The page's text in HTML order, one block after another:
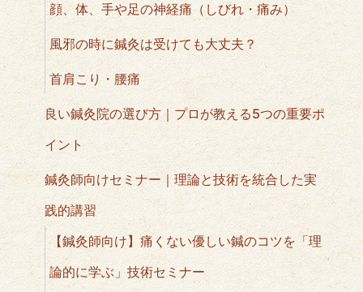
顔、体、手や足の神経痛（しびれ・痛み）
風邪の時に鍼灸は受けても大丈夫？
首肩こり・腰痛
良い鍼灸院の選び方｜プロが教える5つの重要ポ
イント
鍼灸師向けセミナー｜理論と技術を統合した実
践的講習
【鍼灸師向け】痛くない優しい鍼のコツを「理
論的に学ぶ」技術セミナー